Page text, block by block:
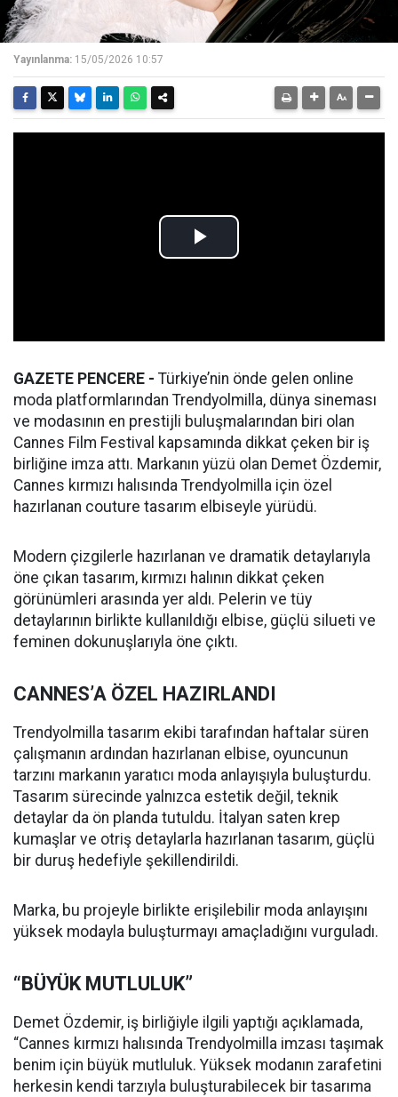
Yayınlanma: 15/05/2026 10:57
GAZETE PENCERE - Türkiye’nin önde gelen online
moda platformlarından Trendyolmilla, dünya sineması
ve modasının en prestijli buluşmalarından biri olan
Cannes Film Festival kapsamında dikkat çeken bir iş
birliğine imza attı. Markanın yüzü olan Demet Özdemir,
Cannes kırmızı halısında Trendyolmilla için özel
hazırlanan couture tasarım elbiseyle yürüdü.
Modern çizgilerle hazırlanan ve dramatik detaylarıyla
öne çıkan tasarım, kırmızı halının dikkat çeken
görünümleri arasında yer aldı. Pelerin ve tüy
detaylarının birlikte kullanıldığı elbise, güçlü silueti ve
feminen dokunuşlarıyla öne çıktı.
CANNES’A ÖZEL HAZIRLANDI
Trendyolmilla tasarım ekibi tarafından haftalar süren
çalışmanın ardından hazırlanan elbise, oyuncunun
tarzını markanın yaratıcı moda anlayışıyla buluşturdu.
Tasarım sürecinde yalnızca estetik değil, teknik
detaylar da ön planda tutuldu. İtalyan saten krep
kumaşlar ve otriş detaylarla hazırlanan tasarım, güçlü
bir duruş hedefiyle şekillendirildi.
Marka, bu projeyle birlikte erişilebilir moda anlayışını
yüksek modayla buluşturmayı amaçladığını vurguladı.
“BÜYÜK MUTLULUK”
Demet Özdemir, iş birliğiyle ilgili yaptığı açıklamada,
“Cannes kırmızı halısında Trendyolmilla imzası taşımak
benim için büyük mutluluk. Yüksek modanın zarafetini
herkesin kendi tarzıyla buluşturabilecek bir tasarıma